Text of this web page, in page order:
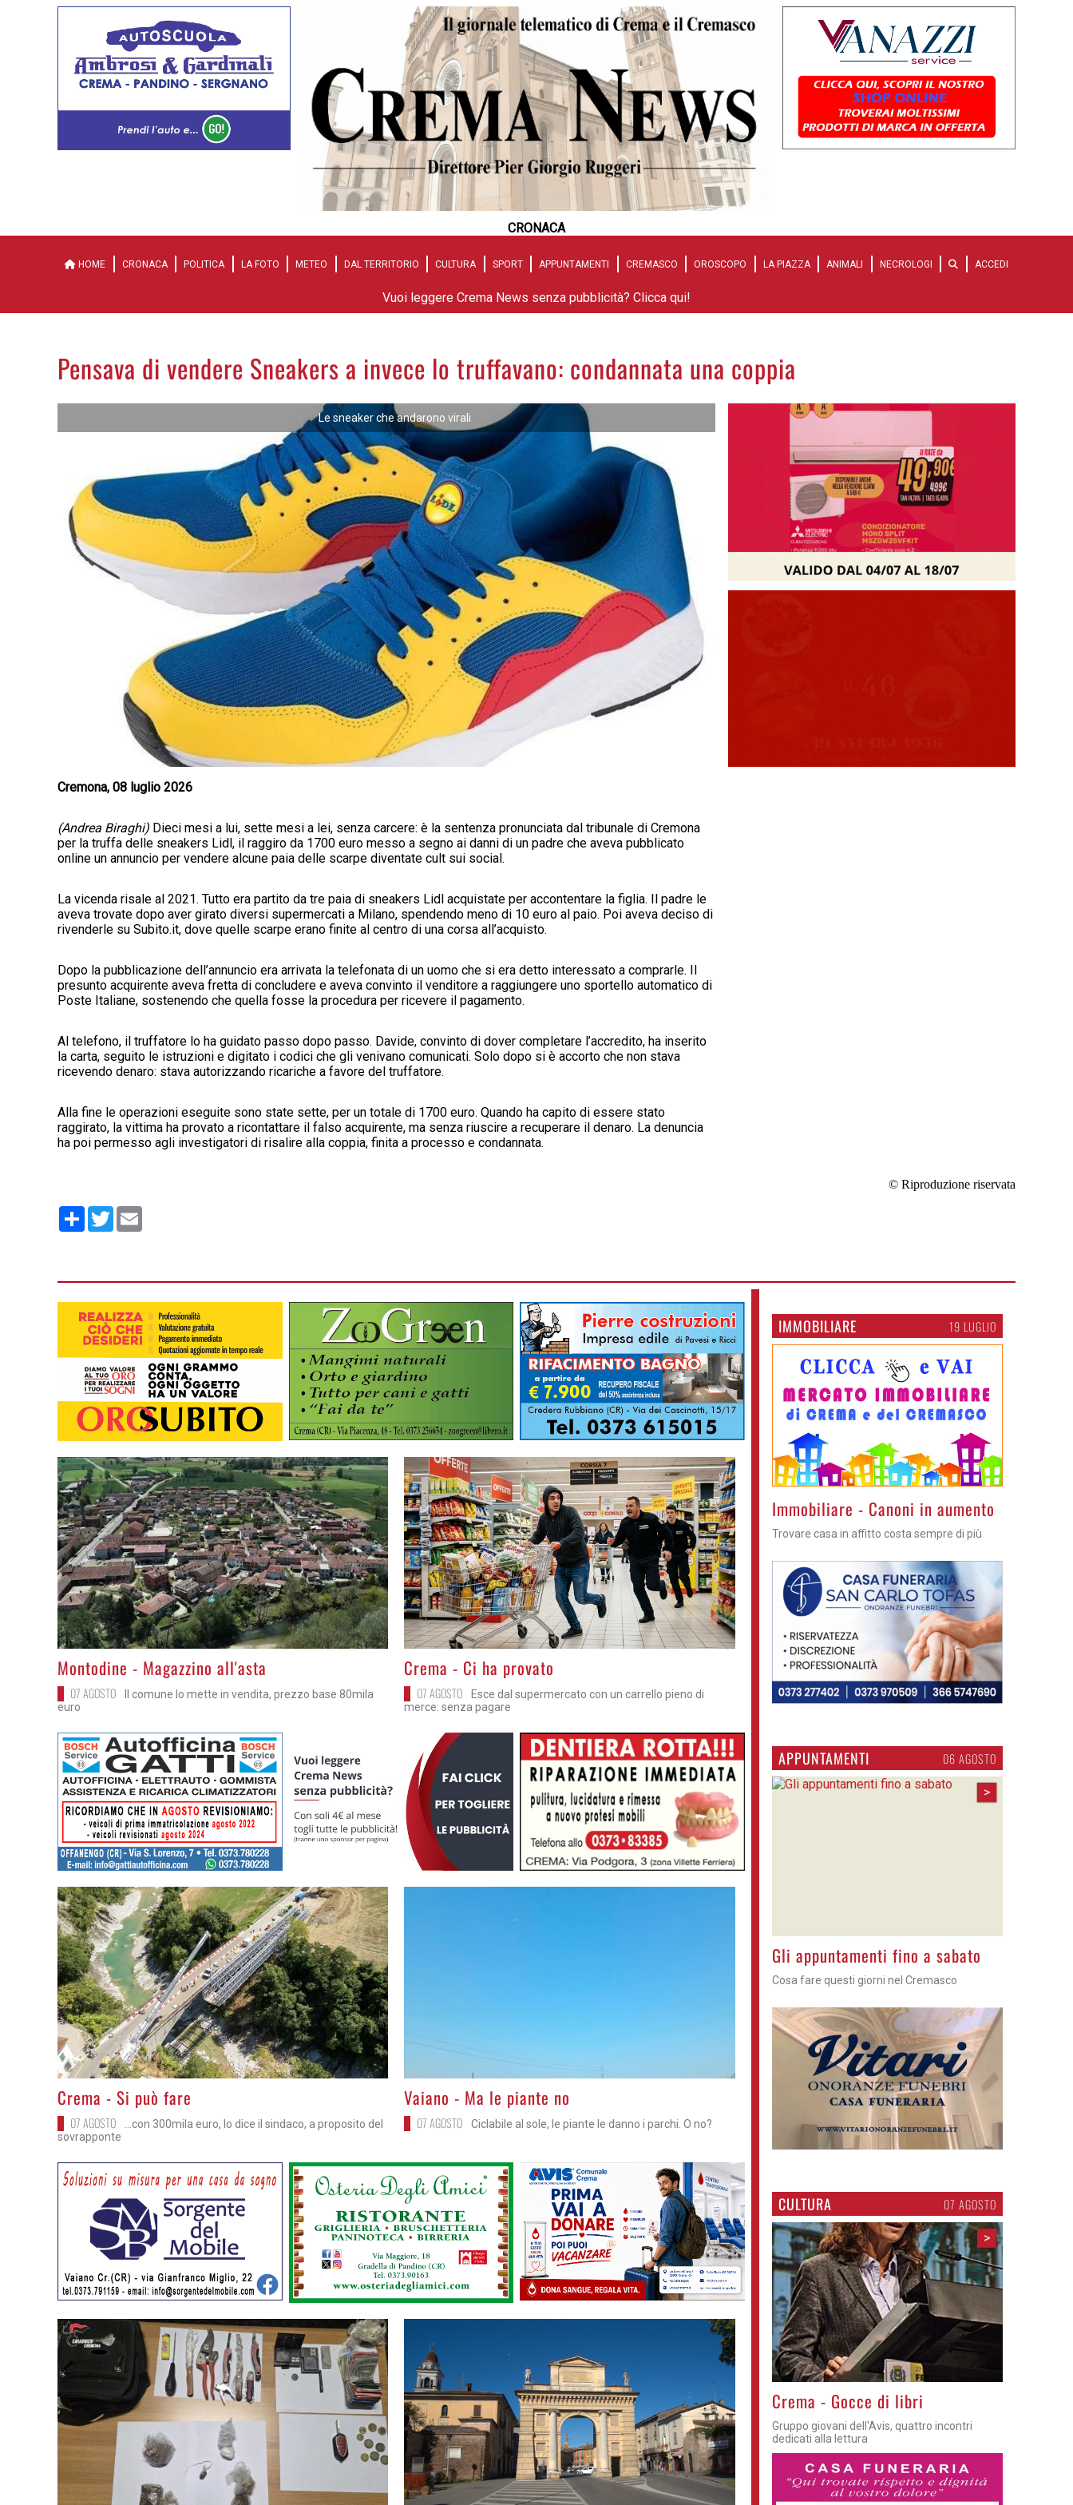
CRONACA
HOME CRONACA POLITICA LA FOTO METEO DAL TERRITORIO CULTURA SPORT APPUNTAMENTI CREMASCO OROSCOPO LA PIAZZA ANIMALI NECROLOGI ACCEDI
Vuoi leggere Crema News senza pubblicità? Clicca qui!
Pensava di vendere Sneakers a invece lo truffavano: condannata una coppia
Le sneaker che andarono virali
Cremona, 08 luglio 2026
(Andrea Biraghi) Dieci mesi a lui, sette mesi a lei, senza carcere: è la sentenza pronunciata dal tribunale di Cremona
per la truffa delle sneakers Lidl, il raggiro da 1700 euro messo a segno ai danni di un padre che aveva pubblicato
online un annuncio per vendere alcune paia delle scarpe diventate cult sui social.
La vicenda risale al 2021. Tutto era partito da tre paia di sneakers Lidl acquistate per accontentare la figlia. Il padre le
aveva trovate dopo aver girato diversi supermercati a Milano, spendendo meno di 10 euro al paio. Poi aveva deciso di
rivenderle su Subito.it, dove quelle scarpe erano finite al centro di una corsa all’acquisto.
Dopo la pubblicazione dell’annuncio era arrivata la telefonata di un uomo che si era detto interessato a comprarle. Il
presunto acquirente aveva fretta di concludere e aveva convinto il venditore a raggiungere uno sportello automatico di
Poste Italiane, sostenendo che quella fosse la procedura per ricevere il pagamento.
Al telefono, il truffatore lo ha guidato passo dopo passo. Davide, convinto di dover completare l’accredito, ha inserito
la carta, seguito le istruzioni e digitato i codici che gli venivano comunicati. Solo dopo si è accorto che non stava
ricevendo denaro: stava autorizzando ricariche a favore del truffatore.
Alla fine le operazioni eseguite sono state sette, per un totale di 1700 euro. Quando ha capito di essere stato
raggirato, la vittima ha provato a ricontattare il falso acquirente, ma senza riuscire a recuperare il denaro. La denuncia
ha poi permesso agli investigatori di risalire alla coppia, finita a processo e condannata.
© Riproduzione riservata
Condividi
Twitter
>Montodine - Magazzino all'asta
07 AGOSTO
Il comune lo mette in vendita, prezzo base 80mila
euro
>
Crema - Ci ha provato
07 AGOSTO
Esce dal supermercato con un carrello pieno di
merce: senza pagare
>
Crema - Si può fare
07 AGOSTO
...con 300mila euro, lo dice il sindaco, a proposito del
sovrapponte
>
Vaiano - Ma le piante no
07 AGOSTO Ciclabile al sole, le piante le danno i parchi. O no?
IMMOBILIARE 19 LUGLIO
>Immobiliare - Canoni in aumento
Trovare casa in affitto costa sempre di più
APPUNTAMENTI 06 AGOSTO
>
Gli appuntamenti fino a sabato
Cosa fare questi giorni nel Cremasco
CULTURA 07 AGOSTO
>
Crema - Gocce di libri
Gruppo giovani dell'Avis, quattro incontri
dedicati alla lettura